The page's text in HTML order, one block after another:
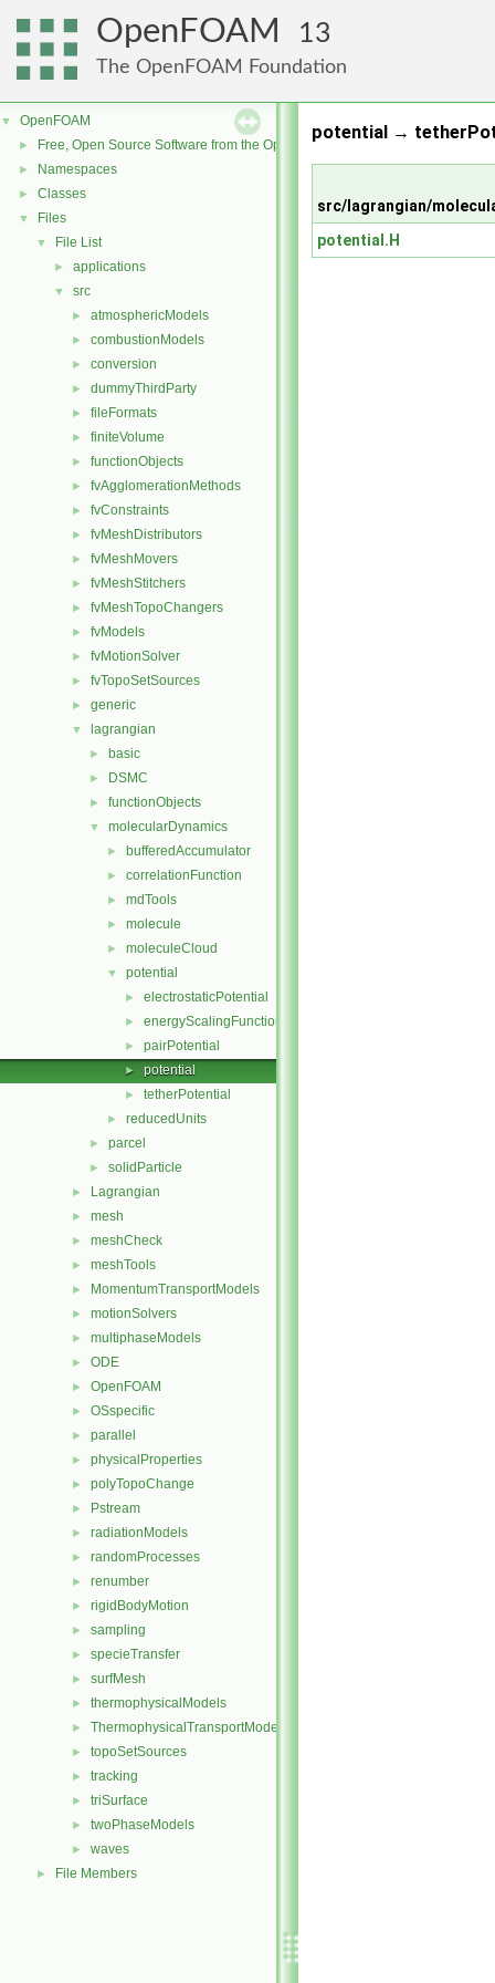
OpenFOAM 13
The OpenFOAM Foundation
▼ OpenFOAM
► Free, Open Source Software from the OpenFOAM Foundation
► Namespaces
► Classes
▼ Files
▼ File List
► applications
▼ src
► atmosphericModels
► combustionModels
► conversion
► dummyThirdParty
► fileFormats
► finiteVolume
► functionObjects
► fvAgglomerationMethods
► fvConstraints
► fvMeshDistributors
► fvMeshMovers
► fvMeshStitchers
► fvMeshTopoChangers
► fvModels
► fvMotionSolver
► fvTopoSetSources
► generic
▼ lagrangian
► basic
► DSMC
► functionObjects
▼ molecularDynamics
► bufferedAccumulator
► correlationFunction
► mdTools
► molecule
► moleculeCloud
▼ potential
► electrostaticPotential
► energyScalingFunction
► pairPotential
► potential
► tetherPotential
► reducedUnits
► parcel
► solidParticle
► Lagrangian
► mesh
► meshCheck
► meshTools
► MomentumTransportModels
► motionSolvers
► multiphaseModels
► ODE
► OpenFOAM
► OSspecific
► parallel
► physicalProperties
► polyTopoChange
► Pstream
► radiationModels
► randomProcesses
► renumber
► rigidBodyMotion
► sampling
► specieTransfer
► surfMesh
► thermophysicalModels
► ThermophysicalTransportModels
► topoSetSources
► tracking
► triSurface
► twoPhaseModels
► waves
► File Members
potential →
src/lagrangian/
potential.H